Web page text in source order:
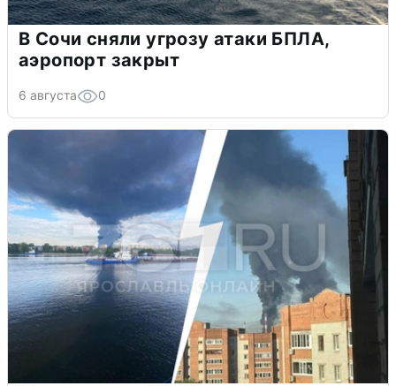
В Сочи сняли угрозу атаки БПЛА,
аэропорт закрыт
6 августа 0